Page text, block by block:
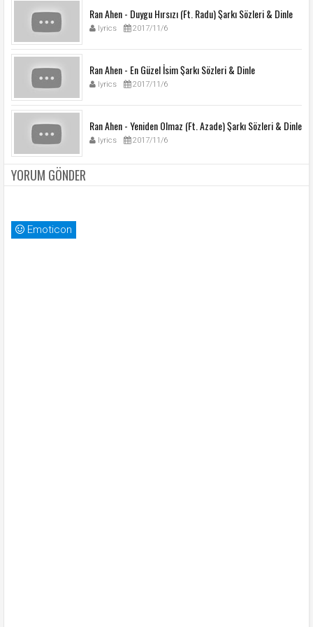
Ran Ahen - Duygu Hırsızı (Ft. Radu) Şarkı Sözleri & Dinle
lyrics 2017/11/6
Ran Ahen - En Güzel İsim Şarkı Sözleri & Dinle
lyrics 2017/11/6
Ran Ahen - Yeniden Olmaz (Ft. Azade) Şarkı Sözleri & Dinle
lyrics 2017/11/6
YORUM GÖNDER
Emoticon